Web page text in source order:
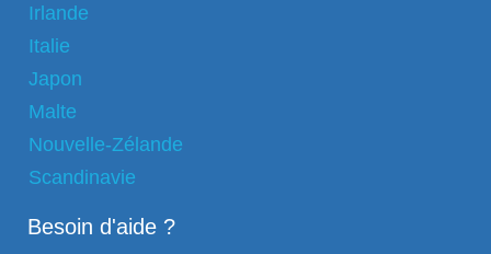
Irlande
Italie
Japon
Malte
Nouvelle-Zélande
Scandinavie
Besoin d'aide ?